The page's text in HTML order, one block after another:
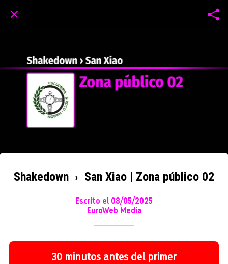
Shakedown › San Xiao | Zona público 02
Escrito el 08/05/2025
EuroWeb Media
30 minutos antes del primer